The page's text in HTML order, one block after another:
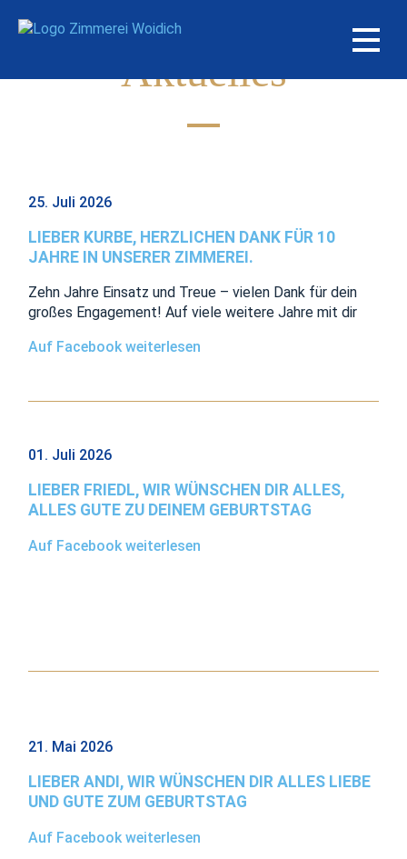
Aktuelles
25. Juli 2026
LIEBER KURBE, HERZLICHEN DANK FÜR 10
JAHRE IN UNSERER ZIMMEREI.
Zehn Jahre Einsatz und Treue – vielen Dank für dein
großes Engagement! Auf viele weitere Jahre mit dir️
Auf Facebook weiterlesen
01. Juli 2026
LIEBER FRIEDL, WIR WÜNSCHEN DIR ALLES,
ALLES GUTE ZU DEINEM GEBURTSTAG
Auf Facebook weiterlesen
21. Mai 2026
LIEBER ANDI, WIR WÜNSCHEN DIR ALLES LIEBE
UND GUTE ZUM GEBURTSTAG
Auf Facebook weiterlesen